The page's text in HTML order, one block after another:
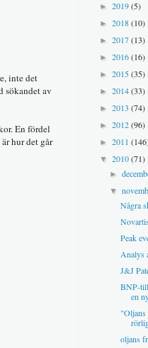
inte det
sökandet av
En fördel
hur det går
► 2019(5)
► 2018(10)
► 2017(13)
► 2016(16)
► 2015(35)
► 2014(33)
► 2013 (74)
► 2012(96)
► 2011
▼ 2010(71)
►
▼
Några
Peak
Analys
J&J
BNP-
en
"Oljans
oljans